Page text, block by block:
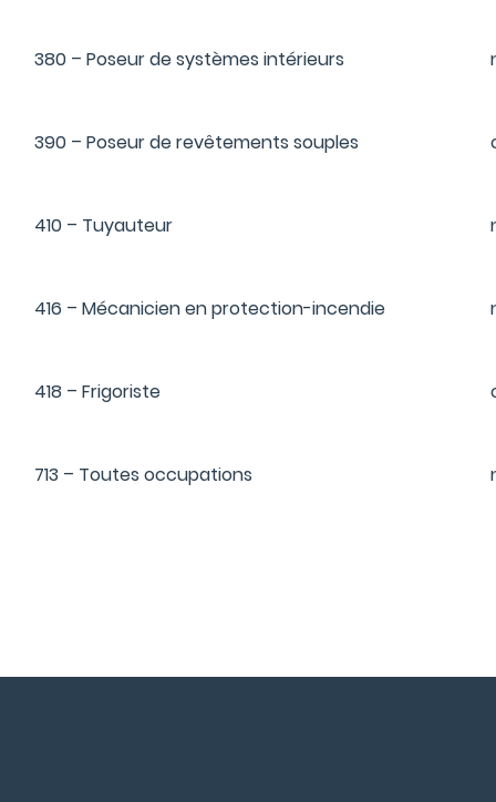
380 – Poseur de systèmes intérieurs
390 – Poseur de revêtements souples
410 – Tuyauteur
416 – Mécanicien en protection-incendie
418 – Frigoriste
713 – Toutes occupations